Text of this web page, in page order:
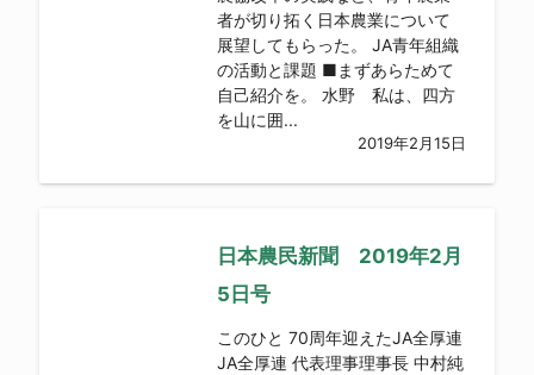
者が切り拓く日本農業について
展望してもらった。 JA青年組織
の活動と課題 ■まずあらためて
自己紹介を。 水野 私は、四方
を山に囲...
2019年2月15日
日本農民新聞 2019年2月
5日号
このひと 70周年迎えたJA全厚連
JA全厚連 代表理事理事長 中村純